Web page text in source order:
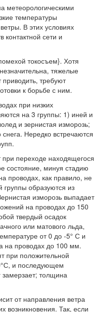
метеорологическими
температуры
В этих условиях
контактной сети и
токосъем}. Хотя
тяжелые
требуют
к борьбе с ним.
при низких
на 3 группы: 1) иней и
и зернистая изморозь;
Нередко встречаются
переходе находящегося
состояние, минуя стадию
проводах, как правило, не
образуются из
изморозь выпадает
на проводах до 150
твердый осадок
или матового льда,
от 0 до -5° С и
на проводах до 100 мм.
при положительной
и последующем
замерзает; толщина
от направления ветра
возникновения. Так, если